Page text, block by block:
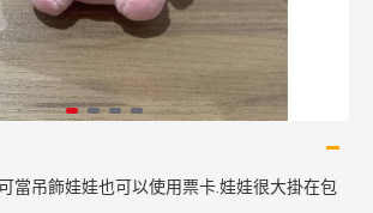
當吊飾娃娃也可以使用票卡.娃娃很大掛在包